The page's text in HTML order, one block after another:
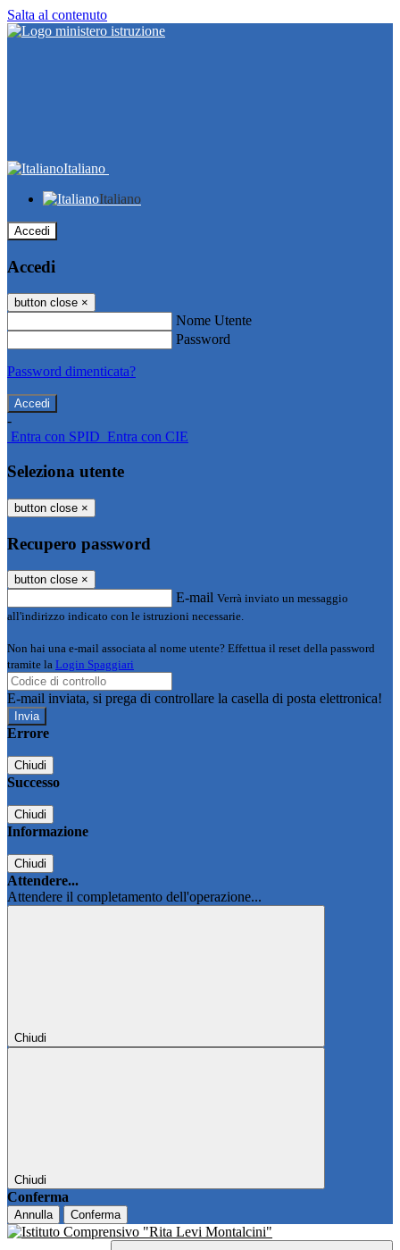
Salta al contenuto
Italiano
Italiano
Accedi
Accedi
button close ×
Nome Utente
Password
Password dimenticata?
-
Entra con SPID Entra con CIE
Seleziona utente
button close ×
Recupero password
button close ×
E-mail Verrà inviato un messaggio
all'indirizzo indicato con le istruzioni necessarie.
Non hai una e-mail associata al nome utente? Effettua il reset della password
tramite la Login Spaggiari
E-mail inviata, si prega di controllare la casella di posta elettronica!
Errore
Chiudi
Successo
Chiudi
Informazione
Chiudi
Attendere...
Attendere il completamento dell'operazione...
Chiudi
Chiudi
Conferma
Annulla Conferma